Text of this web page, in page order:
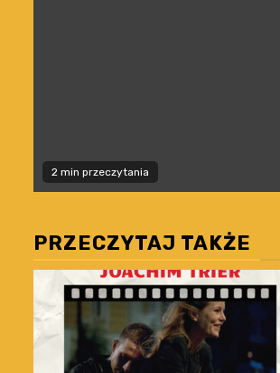
2 min przeczytania
PRZECZYTAJ TAKŻE